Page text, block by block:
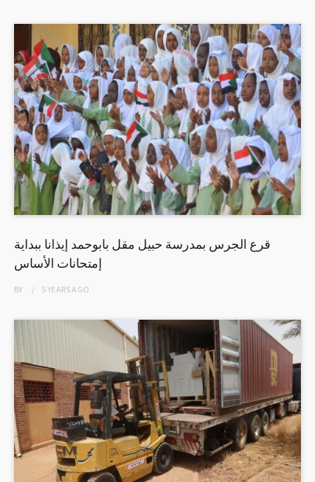
قرع الجرس بمدرسة حبيل مقل بابوحمد إيذانا ببداية
إمتحانات الأساس
BY 5 YEARSAGO